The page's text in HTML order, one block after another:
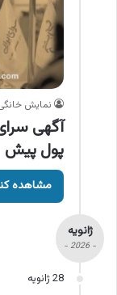
نمایش
آگهی
پول پیش
مشاهده
ژانویه
- 2026 -
28 ژانویه